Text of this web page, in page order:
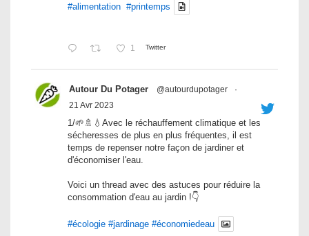
#alimentation #printemps
1 Twitter
Autour Du Potager @autourdupotager
·
21 Avr 2023
1/🌱🚿💧Avec le réchauffement climatique et les
sécheresses de plus en plus fréquentes, il est
temps de repenser notre façon de jardiner et
d'économiser l'eau.
Voici un thread avec des astuces pour réduire la
consommation d'eau au jardin !👇
#écologie #jardinage #économiedeau